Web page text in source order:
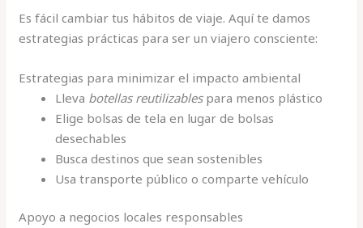
Es fácil cambiar tus hábitos de viaje. Aquí te damos
estrategias prácticas para ser un viajero consciente:
Estrategias para minimizar el impacto ambiental
Lleva botellas reutilizablespara menos plástico
Elige bolsas de tela en lugar de bolsas
desechables
Busca destinos que sean sostenibles
Usa transporte público o comparte vehículo
Apoyo a negocios locales responsables